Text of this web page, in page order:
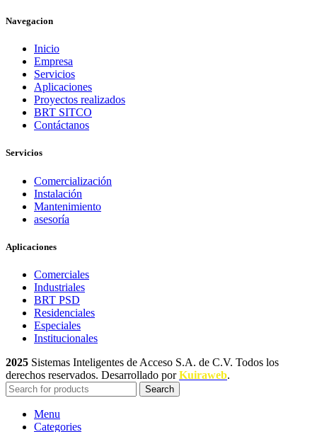
Navegacion
Inicio
Empresa
Servicios
Aplicaciones
Proyectos realizados
BRT SITCO
Contáctanos
Servicios
Comercialización
Instalación
Mantenimiento
asesoría
Aplicaciones
Comerciales
Industriales
BRT PSD
Residenciales
Especiales
Institucionales
2025 Sistemas Inteligentes de Acceso S.A. de C.V. Todos los
derechos reservados. Desarrollado porKuiraweb.
Search
Menu
Categories